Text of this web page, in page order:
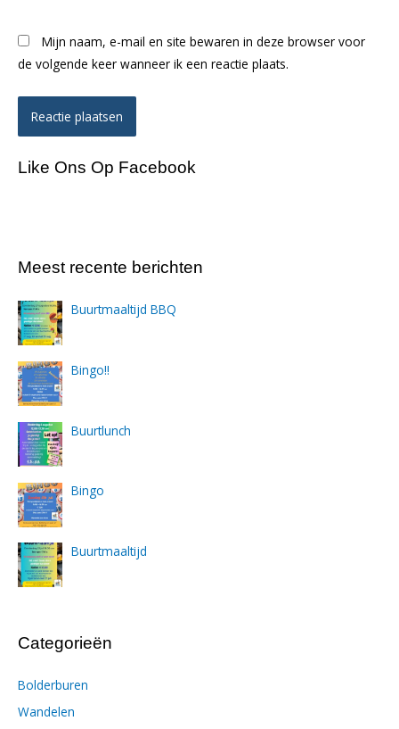
Mijn naam, e-mail en site bewaren in deze browser voor
de volgende keer wanneer ik een reactie plaats.
Like Ons Op Facebook
Meest recente berichten
Buurtmaaltijd BBQ
Bingo!!
Buurtlunch
Bingo
Buurtmaaltijd
Categorieën
Bolderburen
Wandelen